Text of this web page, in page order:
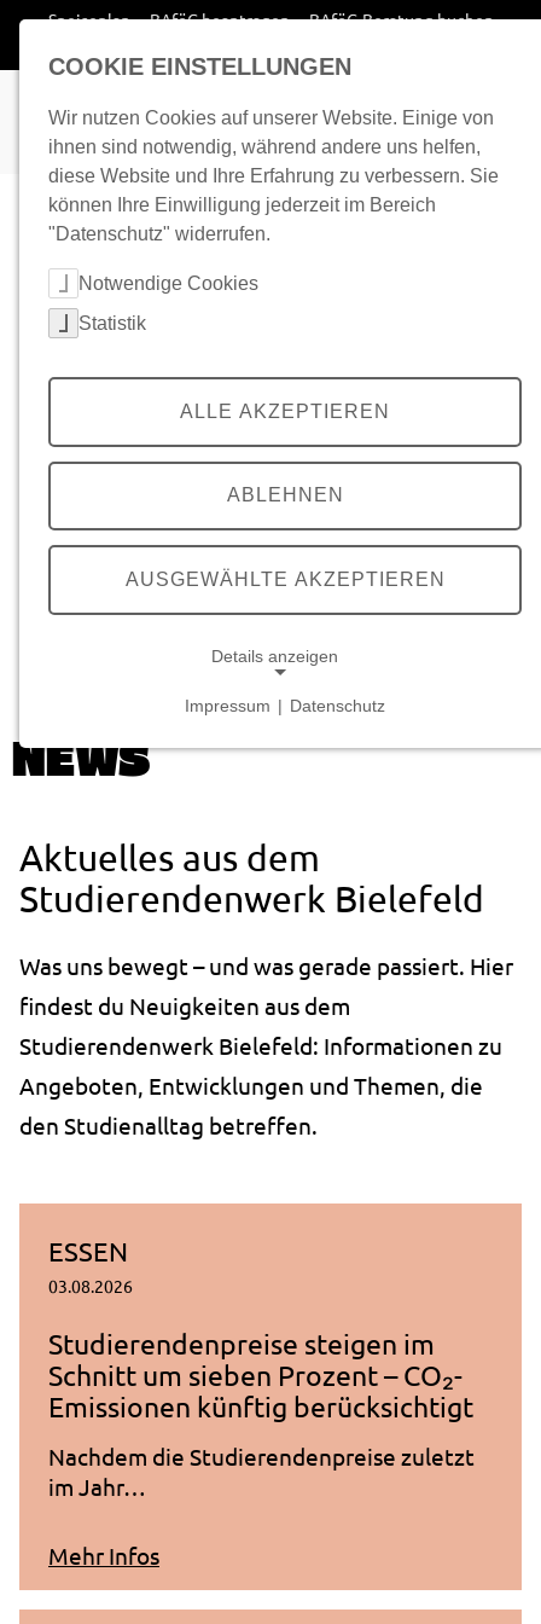
Zum Inhalt springen
Speiseplan BAföG beantragen
BAföG-Beratung buchen
we care.
GROW.
Aktuelles
NEWS
Aktuelles aus dem
Studierendenwerk Bielefeld
Was uns bewegt – und was gerade passiert. Hier
findest du Neuigkeiten aus dem
Studierendenwerk Bielefeld: Informationen zu
Angeboten, Entwicklungen und Themen, die
den Studienalltag betreffen.
ESSEN
03.08.2026
Studierendenpreise steigen im
Schnitt um sieben Prozent – CO₂-
Emissionen künftig berücksichtigt
Nachdem die Studierendenpreise zuletzt
im Jahr…
Mehr Infoszum Artikel "Studierendenpreise
COOKIE EINSTELLUNGEN
Wir nutzen Cookies auf unserer Website. Einige von
ihnen sind notwendig, während andere uns helfen,
diese Website und Ihre Erfahrung zu verbessern. Sie
können Ihre Einwilligung jederzeit im Bereich
"Datenschutz" widerrufen.
Cookie-Kategorien auswählen
Notwendige Cookies
Statistik
ALLE AKZEPTIEREN
ABLEHNEN
AUSGEWÄHLTE AKZEPTIEREN
Details anzeigen
Notwendige Cookies ermöglichen grundlegende
Cookie Consent
cookie_consent
Anbieter:
studierendenwerk-bielefeld.de
Zweck:
Speichert die Cookie-Einstellungen.
STATISTIK
Diese Informationen helfen uns zu verstehen, wie
unsere Besucher unsere Website nutzen.
Name:
Anbieter:
Impressum | Datenschutz